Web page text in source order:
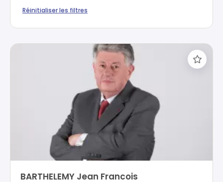
Réinitialiser les filtres
BARTHELEMY Jean Francois